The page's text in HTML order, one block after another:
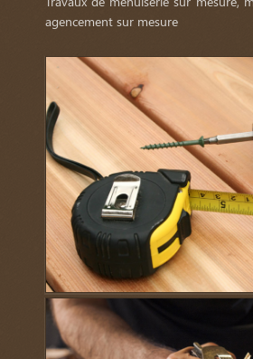
agencement sur mesure